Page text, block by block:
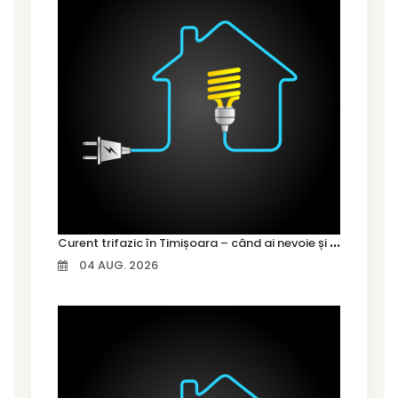
C
urent trifazic în Timișoara – când ai nevoie și cum îl alegi
04 AUG. 2026